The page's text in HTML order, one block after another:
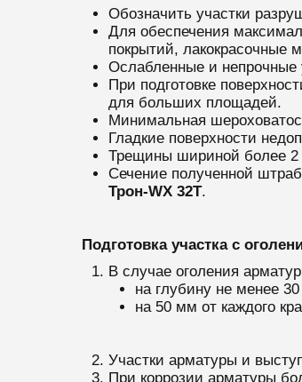
Обозначить участки
Для обеспечения
покрытий, лакокрасочные
Ослабленные и непрочные
При подготовке
для больших площадей.
Минимальная
Гладкие поверхности
Трещины шириной более
Сечение полученной
Трон-WX 32T.
Подготовка участка с
В случае оголения
на глубину не менее
на 50 мм от каждого
Участки арматуры и
При коррозии арматуры